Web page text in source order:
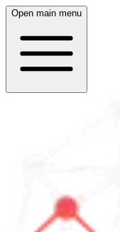
Open main menu